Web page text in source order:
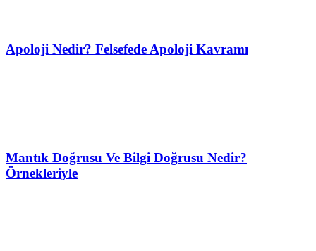
Apoloji Nedir? Felsefede Apoloji Kavramı
Mantık Doğrusu Ve Bilgi Doğrusu Nedir?
Örnekleriyle